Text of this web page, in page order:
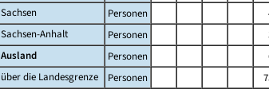
Sachsen
Personen
Sachsen-Anhalt
Personen
Ausland
Personen
über die Landesgrenze Personen